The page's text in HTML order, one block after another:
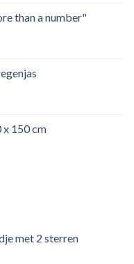
than a number"
x 150 cm
met 2 sterren